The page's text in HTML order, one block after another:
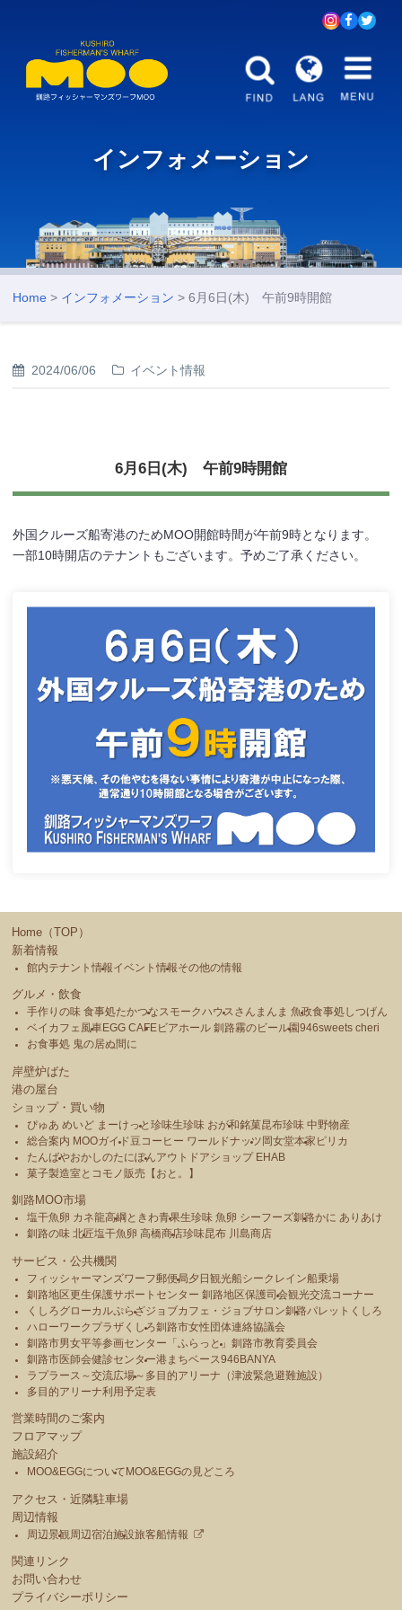
インフォメーション
Home > インフォメーション > 6月6日(木) 午前9時開館
2024/06/06 イベント情報
6月6日(木) 午前9時開館
外国クルーズ船寄港のためMOO開館時間が午前9時となります。
一部10時開店のテナントもございます。予めご了承ください。
Home（TOP）
新着情報
館内テナント情報イベント情報その他の情報
グルメ・飲食
手作りの味 食事処たかつな スモークハウス さんまんま 魚政食事処しつげん
ベイカフェ風車EGG CAFEビアホール 釧路霧のビール園946sweets cheri
お食事処 鬼の居ぬ間に
岸壁炉ばた
港の屋台
ショップ・買い物
ぴゅあ めいど まーけっと珍味生珍味 おが和銘菓昆布珍味 中野物産
総合案内 MOOガイド豆コーヒー ワールドナッツ 岡女堂本家 ピリカ
たんばやおかしのたにぽんアウトドアショップ EHAB
菓子製造室とコモノ販売【おと。】
釧路MOO市場
塩干魚卵 カネ龍高綱 ときわ青果生珍味 魚卵 シーフーズ釧路かに ありあけ
釧路の味 北匠塩干魚卵 高橋商店珍味昆布 川島商店
サービス・公共機関
フィッシャーマンズワーフ郵便局夕日観光船シークレイン船乗場
釧路地区更生保護サポートセンター 釧路地区保護司会観光交流コーナー
くしろグローカルぷらざジョブカフェ・ジョブサロン釧路パレットくしろ
ハローワークプラザくしろ釧路市女性団体連絡協議会
釧路市男女平等参画センター「ふらっと」釧路市教育委員会
釧路市医師会健診センター港まちベース946BANYA
ラプラース～交流広場～ 多目的アリーナ（津波緊急避難施設）
多目的アリーナ利用予定表
営業時間のご案内
フロアマップ
施設紹介
MOO&EGGについて MOO&EGGの見どころ
アクセス・近隣駐車場
周辺情報
周辺景観 周辺宿泊施設旅客船情報
関連リンク
お問い合わせ
プライバシーポリシー